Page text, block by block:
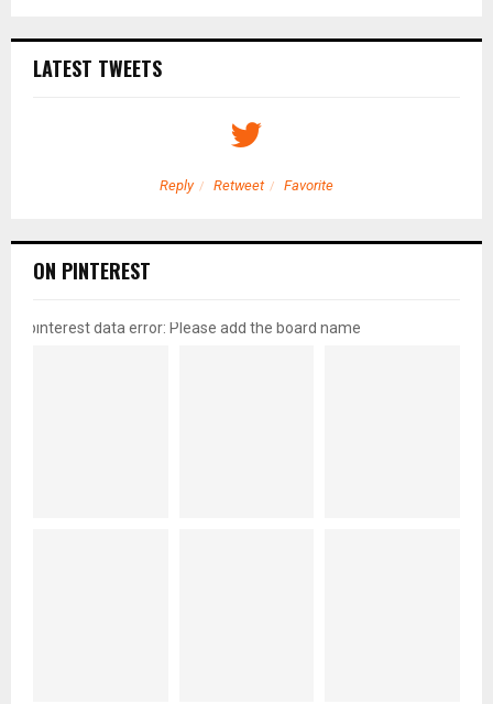
LATEST TWEETS
Reply Retweet Favorite
ON PINTEREST
pinterest data error: Please add the board name